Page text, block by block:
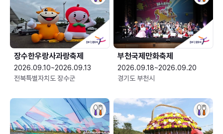
장수한우랑사과랑축제
2026.09.10~2026.09.13
전북특별자치도 장수군
부천국제만화축제
2026.09.18~2026.09.20
경기도 부천시